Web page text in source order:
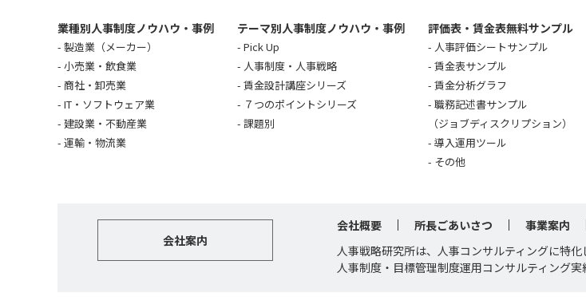
業種別人事制度ノウハウ・事例
製造業（メーカー）
小売業・飲食業
商社・卸売業
IT・ソフトウェア業
建設業・不動産業
運輸・物流業
テーマ別人事制度ノウハウ・事例
Pick Up
人事制度・人事戦略
賃金設計講座シリーズ
７つのポイントシリーズ
課題別
評価表・賃金表無料サンプル
人事評価シートサンプル
賃金表サンプル
賃金分析グラフ
職務記述書サンプル
（ジョブディスクリプション）
導入運用ツール
その他
会社案内
会社概要 所長ごあいさつ 事業案内
人事戦略研究所は、人事コンサルティングに特
人事制度・目標管理制度運用コンサルティング実